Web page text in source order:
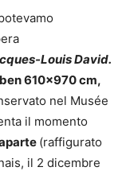
Louis David.
610×970 cm,
nel Musée
il momento
(raffigurato
il 2 dicembre